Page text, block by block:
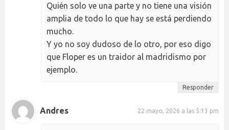
Quién solo ve una parte y no tiene una visión
amplia de todo lo que hay se está perdiendo
mucho.
Y yo no soy dudoso de lo otro, por eso digo
que Floper es un traidor al madridismo por
ejemplo.
Responder
Andres 22 mayo, 2026 a las 5:13 pm